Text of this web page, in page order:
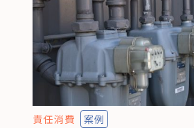
責任消費 案例